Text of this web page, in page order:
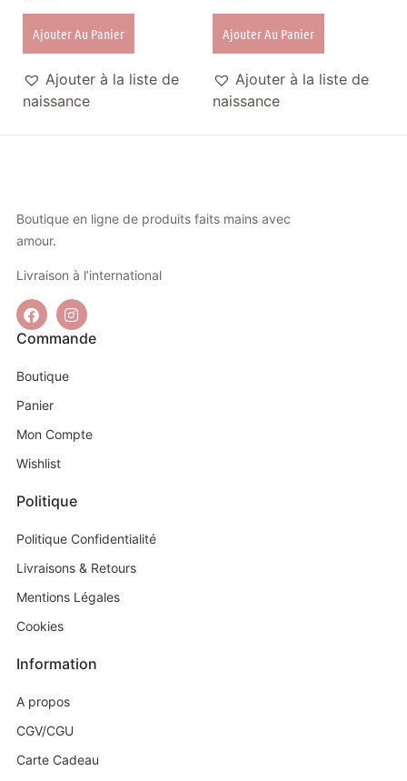
Ajouter Au Panier
Ajouter à la liste de
naissance
Ajouter Au Panier
Ajouter à la liste de
naissance
Boutique en ligne de produits faits mains avec
amour.
Livraison à l’international
Commande
Boutique
Panier
Mon Compte
Wishlist
Politique
Politique Confidentialité
Livraisons & Retours
Mentions Légales
Cookies
Information
A propos
CGV/CGU
Carte Cadeau